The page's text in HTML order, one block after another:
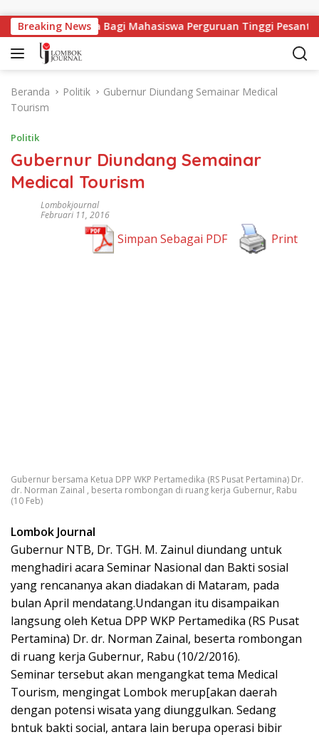
Breaking News
Lapangan Kerja Bagi Mahasiswa Perguruan Tinggi Pesantren
Beranda Politik
Gubernur Diundang Semainar Medical
Tourism
Politik
Gubernur Diundang Semainar
Medical Tourism
Lombokjournal
Februari 11, 2016
Simpan Sebagai PDF Print
Gubernur bersama Ketua DPP WKP Pertamedika (RS Pusat Pertamina) Dr.
dr. Norman Zainal , beserta rombongan di ruang kerja Gubernur, Rabu
(10 Feb)
Lombok Journal
Gubernur NTB, Dr. TGH. M. Zainul diundang untuk
menghadiri acara Seminar Nasional dan Bakti sosial
yang rencananya akan diadakan di Mataram, pada
bulan April mendatang.Undangan itu disampaikan
langsung oleh Ketua DPP WKP Pertamedika (RS Pusat
Pertamina) Dr. dr. Norman Zainal, beserta rombongan
di ruang kerja Gubernur, Rabu (10/2/2016).
Seminar tersebut akan mengangkat tema Medical
Tourism, mengingat Lombok merup[akan daerah
dengan potensi wisata yang diunggulkan. Sedang
bntuk bakti social, antara lain berupa operasi bibir